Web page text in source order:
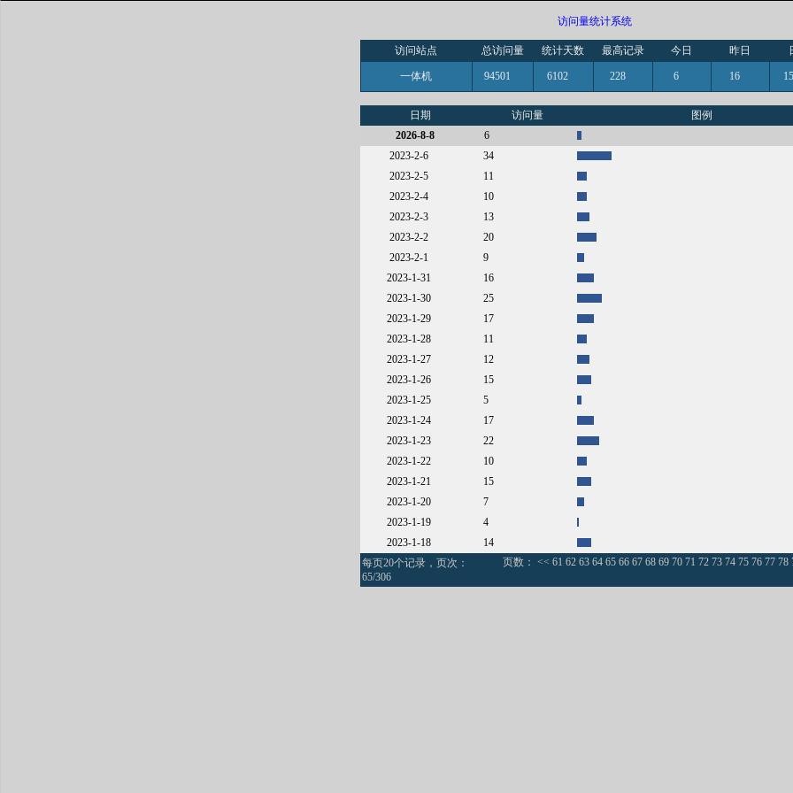
访问量统计系统
访问站点 总访问量 统计天数 最高记录 今日 昨日
一体机 94501 6102 228 6 16
日期 访问量
图例
2026-8-8
6
2023-2-6
34
2023-2-5
11
2023-2-4
10
2023-2-3
13
2023-2-2
20
2023-2-1
9
2023-1-31
16
2023-1-30
25
2023-1-29
17
2023-1-28
11
2023-1-27
12
2023-1-26
15
2023-1-25
5
2023-1-24
17
2023-1-23
22
2023-1-22
10
2023-1-21
15
2023-1-20
7
2023-1-19
4
2023-1-18
14
每页20个记录，页次：
65/306
页数： << 61 62 63 6465 66 67 68 69 70 71 72 73 74 75 76 77 78